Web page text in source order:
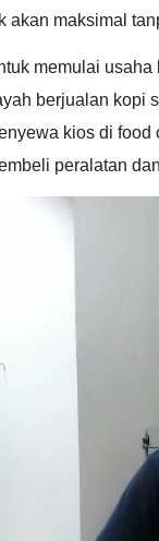
akan maksimal
memulai usaha
berjualan kopi
kios di food
peralatan